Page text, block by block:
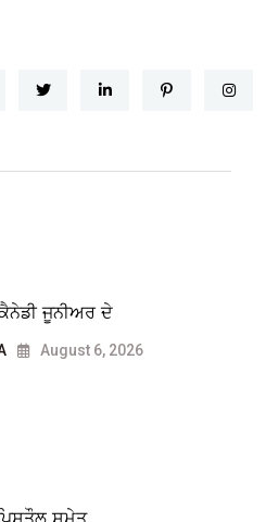
ਜੂਨੀਅਰ ਦੇ
August 6, 2026